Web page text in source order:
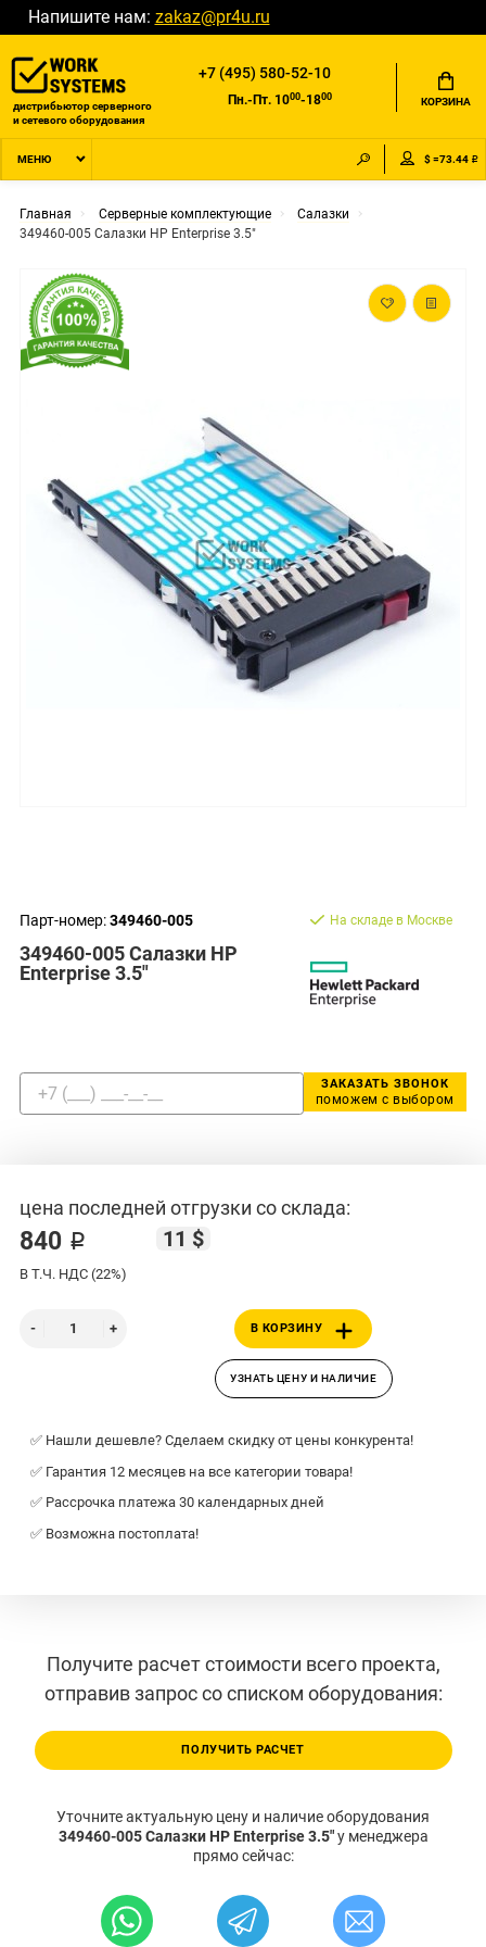
Напишите нам: zakaz@pr4u.ru
дистрибьютор серверного
и сетевого оборудования
+7 (495) 580-52-10
Пн.-Пт. 1000-1800 КОРЗИНА
МЕНЮ $ =73.44 ₽
Главная Серверные комплектующие
Салазки
349460-005 Салазки HP Enterprise 3.5"
Парт-номер:349460-005
349460-005 Салазки HP
Enterprise 3.5"
На складе в Москве
ЗАКАЗАТЬ ЗВОНОК
поможем с выбором
цена последней отгрузки со склада:
840 ₽ 11 $
В Т.Ч. НДС (22%)
В КОРЗИНУ
УЗНАТЬ ЦЕНУ И НАЛИЧИЕ
✅ Нашли дешевле? Сделаем скидку от цены конкурента!
✅ Гарантия 12 месяцев на все категории товара!
✅ Рассрочка платежа 30 календарных дней
✅ Возможна постоплата!
Получите расчет стоимости всего проекта,
отправив запрос со списком оборудования:
ПОЛУЧИТЬ РАСЧЕТ
Уточните актуальную цену и наличие оборудования
349460-005 Салазки HP Enterprise 3.5"у менеджера
прямо сейчас: